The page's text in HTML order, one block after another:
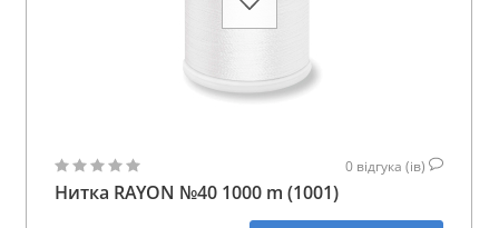
0 відгука (ів)
Нитка RAYON №40 1000 m (1001)